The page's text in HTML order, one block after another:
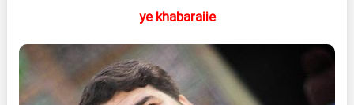
ye khabaraiie